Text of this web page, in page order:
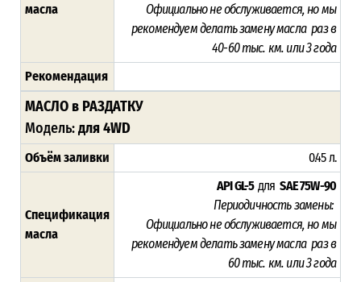
масла
Официально не обслуживается, но мы
рекомендуем делать замену масла раз в
40-60 тыс. км. или 3 года
Рекомендация
МАСЛО в РАЗДАТКУ
Модель:для 4WD
Объём заливки 0.45 л.
Спецификация
масла
API GL-5 дляSAE 75W-90
Периодичность замены:
Официально не обслуживается, но мы
рекомендуем делать замену масла раз в
60 тыс. км. или 3 года